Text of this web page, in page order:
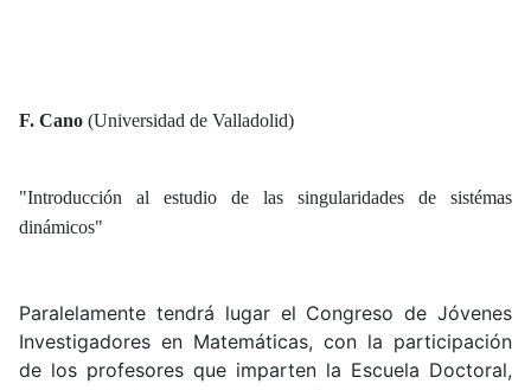
F. Cano (Universidad de Valladolid)
"Introducción al estudio de las singularidades de sistémas
dinámicos"
Paralelamente tendrá lugar el Congreso de Jóvenes
Investigadores en Matemáticas, con la participación
de los profesores que imparten la Escuela Doctoral,